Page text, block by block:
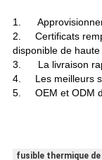
1.
2. Certificats
disponible de
3. La livraison
4. Les meilleurs
5. OEM et ODM
fusible thermique